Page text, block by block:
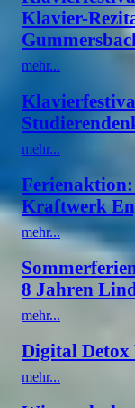
Klavier-
mehr...
mehr...
Kraftwerk
mehr...
8 Jahren
mehr...
Digital
mehr...